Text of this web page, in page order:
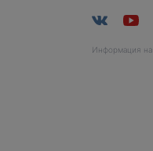
Информация